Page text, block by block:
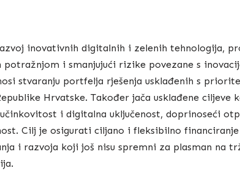
inovativnih digitalnih i zelenih tehnologija,
potražnjom i smanjujući rizike povezane s
stvaranju portfelja rješenja usklađenih s
Hrvatske. Također jača usklađene ciljeve
i digitalna uključenost, doprinoseći
Cilj je osigurati ciljano i fleksibilno
i razvoja koji još nisu spremni za plasman na